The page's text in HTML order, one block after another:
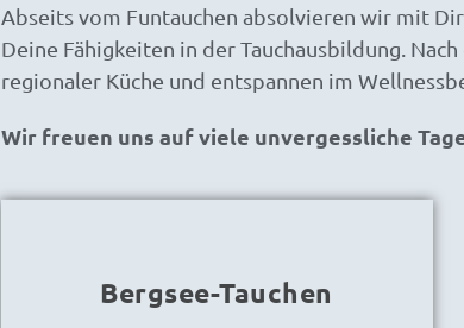
Abseits vom Funtauchen absolvieren wir mit Dir
Deine Fähigkeiten in der Tauchausbildung.
regionaler Küche und entspannen im
Wir freuen uns auf viele unvergessliche
Bergsee-Tauchen